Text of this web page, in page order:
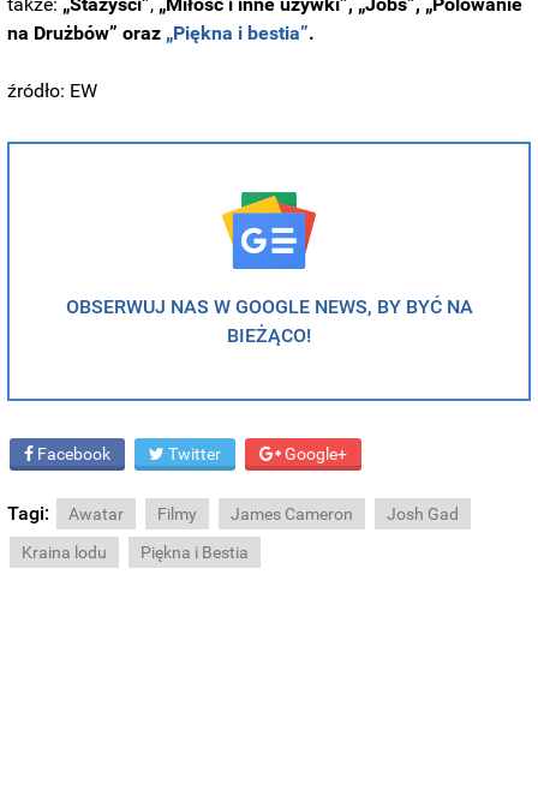
także: „Stażyści”, „Miłość i inne używki”, „Jobs”, „Polowanie
na Drużbów” oraz „Piękna i bestia”.
źródło: EW
OBSERWUJ NAS W GOOGLE NEWS, BY BYĆ NA
BIEŻĄCO!
Facebook Twitter Google+
Tagi: Awatar Filmy James Cameron
Josh Gad
Kraina lodu
Piękna i Bestia